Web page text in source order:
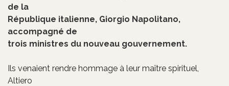
de la
République italienne, Giorgio Napolitano,
accompagné de
trois ministres du nouveau gouvernement.
Ils venaient rendre hommage à leur maître spirituel,
Altiero